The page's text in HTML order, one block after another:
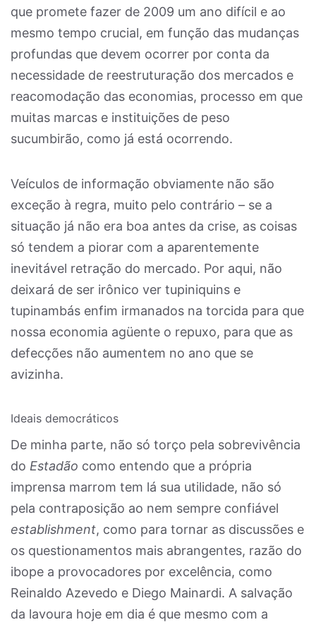
que promete fazer de 2009 um ano difícil e ao
mesmo tempo crucial, em função das mudanças
profundas que devem ocorrer por conta da
necessidade de reestruturação dos mercados e
reacomodação das economias, processo em que
muitas marcas e instituições de peso
sucumbirão, como já está ocorrendo.
Veículos de informação obviamente não são
exceção à regra, muito pelo contrário – se a
situação já não era boa antes da crise, as coisas
só tendem a piorar com a aparentemente
inevitável retração do mercado. Por aqui, não
deixará de ser irônico ver tupiniquins e
tupinambás enfim irmanados na torcida para que
nossa economia agüente o repuxo, para que as
defecções não aumentem no ano que se
avizinha.
Ideais democráticos
De minha parte, não só torço pela sobrevivência
do Estadão como entendo que a própria
imprensa marrom tem lá sua utilidade, não só
pela contraposição ao nem sempre confiável
establishment, como para tornar as discussões e
os questionamentos mais abrangentes, razão do
ibope a provocadores por excelência, como
Reinaldo Azevedo e Diego Mainardi. A salvação
da lavoura hoje em dia é que mesmo com a